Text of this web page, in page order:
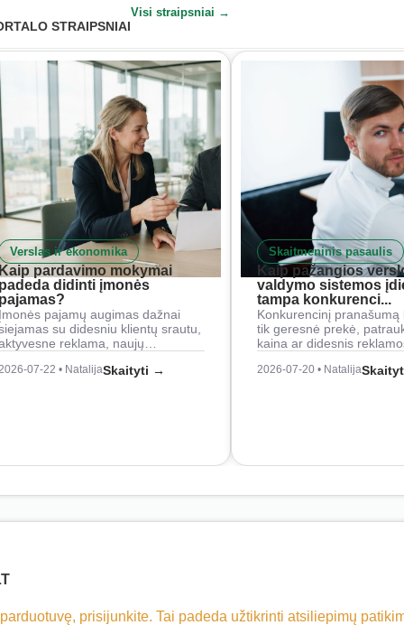
STRAIPSNIAI
Visi straipsniai →
Verslas ir ekonomika
pardavimo mokymai
didinti įmonės
pajamų augimas dažnai
su didesniu klientų srautu,
reklama, naujų…
07-22 • NatalijaSkaityti →
Skaitmeninis pasaulis
Kaip pažangios
valdymo sistemos
tampa konkurenci...
Konkurencinį pranašumą
tik geresnė prekė,
kaina ar didesnis
2026-07-20 • Natalija
prisijunkite. Tai padeda užtikrinti atsiliepimų